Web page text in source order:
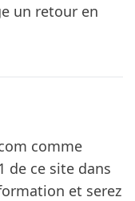
un retour en
comme
de ce site dans
et serez